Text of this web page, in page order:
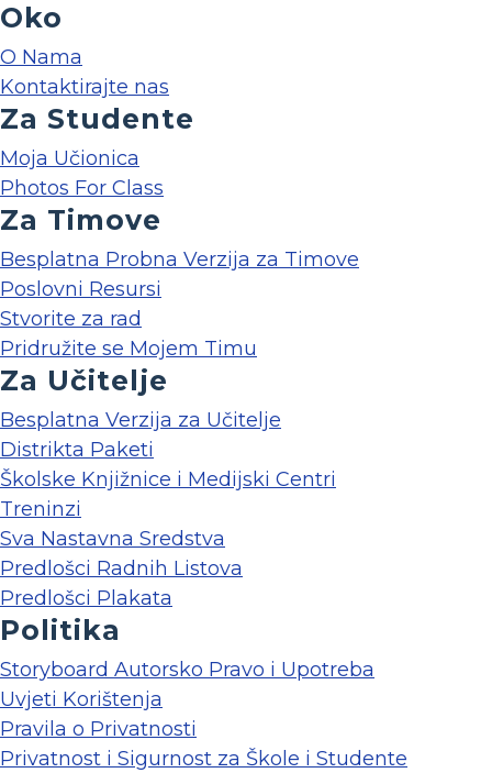
Oko
O Nama
Kontaktirajte nas
Za Studente
Moja Učionica
Photos For Class
Za Timove
Besplatna Probna Verzija za Timove
Poslovni Resursi
Stvorite za rad
Pridružite se Mojem Timu
Za Učitelje
Besplatna Verzija za Učitelje
Distrikta Paketi
Školske Knjižnice i Medijski Centri
Treninzi
Sva Nastavna Sredstva
Predlošci Radnih Listova
Predlošci Plakata
Politika
Storyboard Autorsko Pravo i Upotreba
Uvjeti Korištenja
Pravila o Privatnosti
Privatnost i Sigurnost za Škole i Studente